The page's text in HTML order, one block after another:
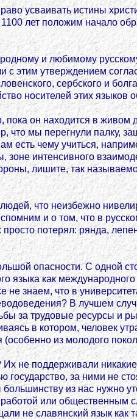
усваивать истины
лет положим начало
и любимому
этим утверждением
сербского и
носителей этих языков
он находится в живом
что мы перегнули палку,
есть чему учиться,
интенсивного
лишите, так
что неизбежно
и о том, что в
потерял: рянда,
опасности. С одной
языка как
знаем, что в
В лучшем
за трудовые ресурсы и
в котором, человек
из молодого
не поддерживали
за ними не
из нас нужно
или
не славянский язык